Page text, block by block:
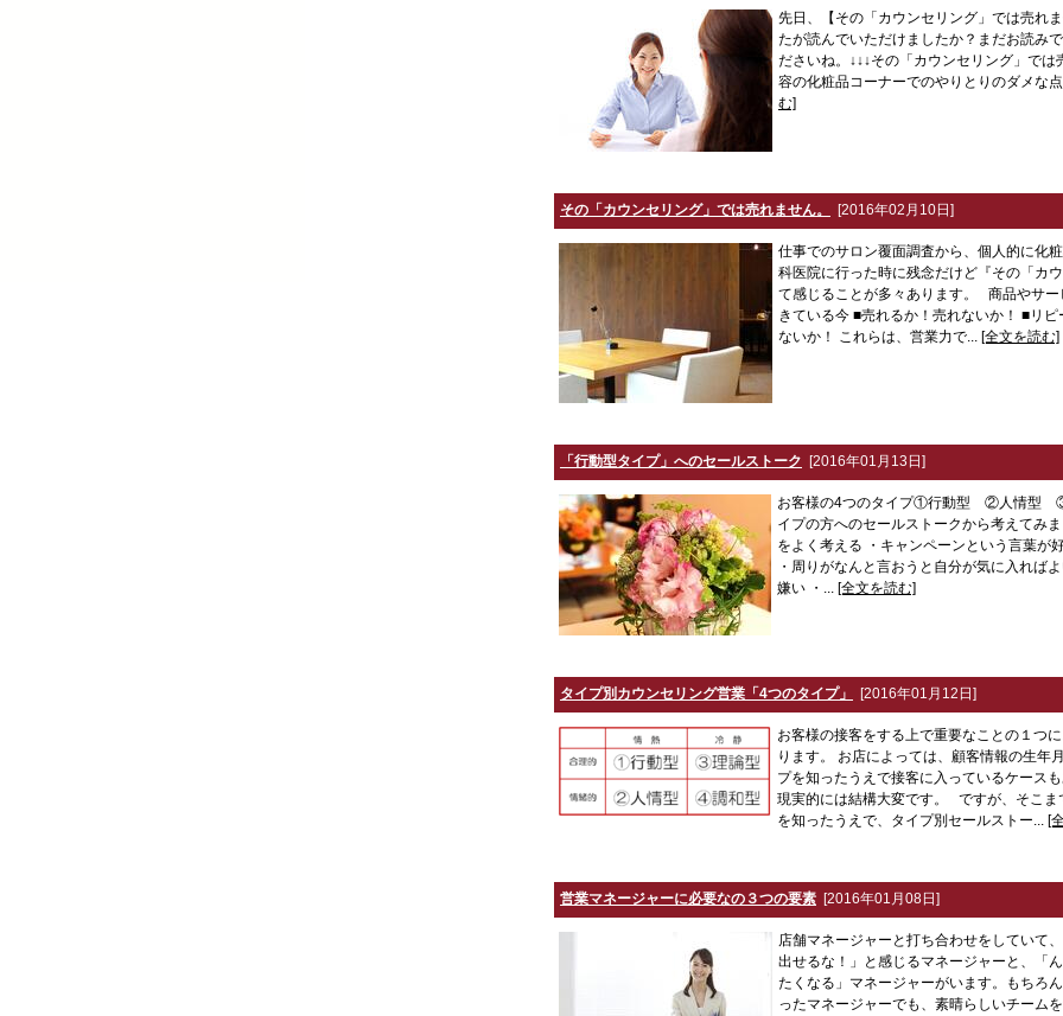
先日、【その「カウンセリング」では売れ
たが読んでいただけましたか？まだお読み
ださいね。↓↓↓その「カウンセリング」で
容の化粧品コーナーでのやりとりのダメな
む]
その「カウンセリング」では売れません。 [2016年02月10日]
仕事でのサロン覆面調査から、個人的に化
科医院に行った時に残念だけど『その「カ
て感じることが多々あります。 商品やサ
きている今 ■売れるか！売れないか！ ■リ
ないか！ これらは、営業力で... [全文を読む]
「行動型タイプ」へのセールストーク [2016年01月13日]
お客様の4つのタイプ①行動型 ②人情型
イプの方へのセールストークから考えてみ
をよく考える ・キャンペーンという言葉が
・周りがなんと言おうと自分が気に入れば
嫌い ・... [全文を読む]
タイプ別カウンセリング営業「4つのタイプ」 [2016年01月12日]
お客様の接客をする上で重要なことの１つ
ります。 お店によっては、顧客情報の生年
プを知ったうえで接客に入っているケース
現実的には結構大変です。 ですが、そこ
を知ったうえで、タイプ別セールストー... [
営業マネージャーに必要なの３つの要素 [2016年01月08日]
店舗マネージャーと打ち合わせをしていて
出せるな！」と感じるマネージャーと、「
たくなる」マネージャーがいます。もちろ
ったマネージャーでも、素晴らしいチーム